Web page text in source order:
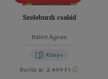
Szeleburdi család
Bálint Ágnes
Könyv
Borító ár: 2 499 Ft